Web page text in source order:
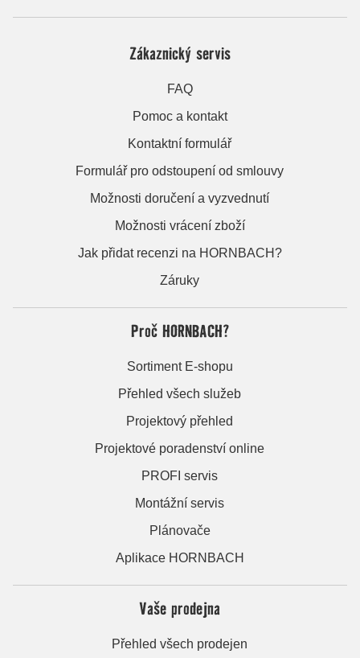
Zákaznický servis
FAQ
Pomoc a kontakt
Kontaktní formulář
Formulář pro odstoupení od smlouvy
Možnosti doručení a vyzvednutí
Možnosti vrácení zboží
Jak přidat recenzi na HORNBACH?
Záruky
Proč HORNBACH?
Sortiment E-shopu
Přehled všech služeb
Projektový přehled
Projektové poradenství online
PROFI servis
Montážní servis
Plánovače
Aplikace HORNBACH
Vaše prodejna
Přehled všech prodejen